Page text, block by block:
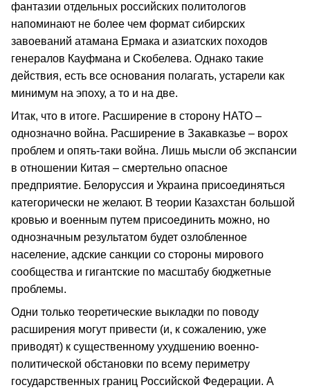
фантазии отдельных российских политологов
напоминают не более чем формат сибирских
завоеваний атамана Ермака и азиатских походов
генералов Кауфмана и Скобелева. Однако такие
действия, есть все основания полагать, устарели как
минимум на эпоху, а то и на две.
Итак, что в итоге. Расширение в сторону НАТО –
однозначно война. Расширение в Закавказье – ворох
проблем и опять-таки война. Лишь мысли об экспансии
в отношении Китая – смертельно опасное
предприятие. Белоруссия и Украина присоединяться
категорически не желают. В теории Казахстан большой
кровью и военным путем присоединить можно, но
однозначным результатом будет озлобленное
население, адские санкции со стороны мирового
сообщества и гигантские по масштабу бюджетные
проблемы.
Одни только теоретические выкладки по поводу
расширения могут привести (и, к сожалению, уже
приводят) к существенному ухудшению военно-
политической обстановки по всему периметру
государственных границ Российской Федерации. А